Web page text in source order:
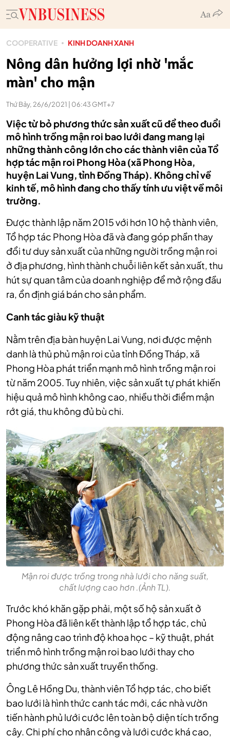
COOPERATIVE KINH DOANH XANH
Nông dân hưởng lợi nhờ 'mắc
màn' cho mận
Thứ Bảy, 26/6/2021 | 06:43 GMT+7
Việc từ bỏ phương thức sản xuất cũ để theo đuổi
mô hình trồng mận roi bao lưới đang mang lại
những thành công lớn cho các thành viên của Tổ
hợp tác mận roi Phong Hòa (xã Phong Hòa,
huyện Lai Vung, tỉnh Đồng Tháp). Không chỉ về
kinh tế, mô hình đang cho thấy tính ưu việt về môi
trường.
Được thành lập năm 2015 với hơn 10 hộ thành viên,
Tổ hợp tác Phong Hòa đã và đang góp phần thay
đổi tư duy sản xuất của những người trồng mận roi
ở địa phương, hình thành chuỗi liên kết sản xuất, thu
hút sự quan tâm của doanh nghiệp để mở rộng đầu
ra, ổn định giá bán cho sản phẩm.
Canh tác giàu kỹ thuật
Nằm trên địa bàn huyện Lai Vung, nơi được mệnh
danh là thủ phủ mận roi của tỉnh Đồng Tháp, xã
Phong Hòa phát triển mạnh mô hình trồng mận roi
từ năm 2005. Tuy nhiên, việc sản xuất tự phát khiến
hiệu quả mô hình không cao, nhiều thời điểm mận
rớt giá, thu không đủ bù chi.
Mận roi được trồng trong nhà lưới cho năng suất,
chất lượng cao hơn .(Ảnh TL).
Trước khó khăn gặp phải, một số hộ sản xuất ở
Phong Hòa đã liên kết thành lập tổ hợp tác, chủ
động nâng cao trình độ khoa học – kỹ thuật, phát
triển mô hình trồng mận roi bao lưới thay cho
phương thức sản xuất truyền thống.
Ông Lê Hồng Du, thành viên Tổ hợp tác, cho biết
bao lưới là hình thức canh tác mới, các nhà vườn
tiến hành phủ lưới cước lên toàn bộ diện tích trồng
cây. Chi phí cho nhân công và lưới cước khá cao,